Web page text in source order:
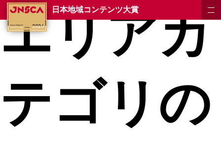
日本地域コンテンツ大賞
エリアカ
テゴリの